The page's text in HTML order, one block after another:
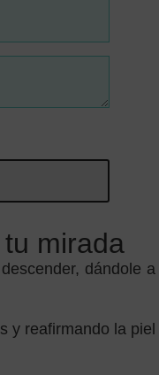
mirada
dándole a
y reafirmando la piel